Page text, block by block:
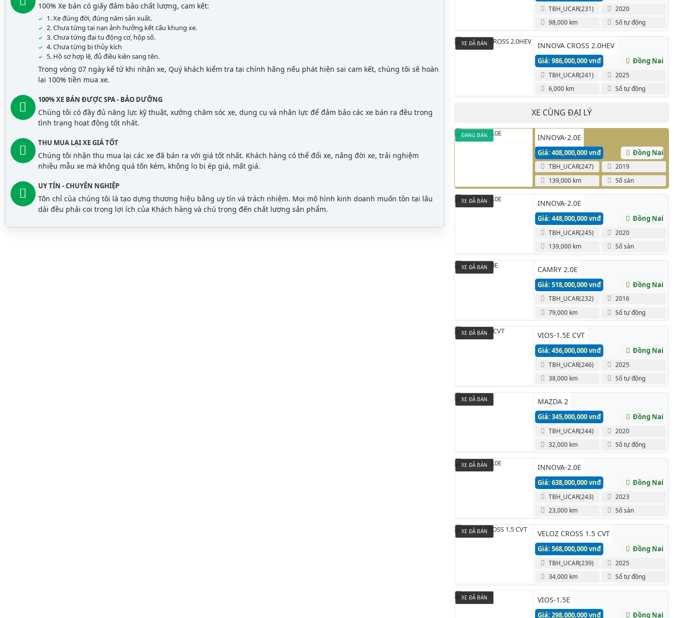
100% Xe bán có giấy đảm bảo chất lượng, cam kết:
1. Xe đúng đời, đúng năm sản xuất.
2. Chưa từng tai nạn ảnh hưởng kết cấu khung xe.
3. Chưa từng đại tu động cơ, hộp số.
4. Chưa từng bị thủy kích
5. Hồ sơ hợp lệ, đủ điều kiện sang tên.
Trong vòng 07 ngày kể từ khi nhận xe, Quý khách kiểm tra tại chính hãng nếu phát hiện sai cam kết, chúng tôi sẽ hoàn
lại 100% tiền mua xe.
100% XE BÁN ĐƯỢC SPA - BẢO DƯỠNG
Chúng tôi có đầy đủ năng lực kỹ thuật, xưởng chăm sóc xe, dụng cụ và nhân lực để đảm bảo các xe bán ra đều trong
tình trạng hoạt động tốt nhất.
THU MUA LẠI XE GIÁ TỐT
Chúng tôi nhận thu mua lại các xe đã bán ra với giá tốt nhất. Khách hàng có thể đổi xe, nâng đời xe, trải nghiệm
nhiều mẫu xe mà không quá tốn kém, không lo bị ép giá, mất giá.
UY TÍN - CHUYÊN NGHIỆP
Tôn chỉ của chúng tôi là tạo dựng thương hiệu bằng uy tín và trách nhiệm. Mọi mô hình kinh doanh muốn tồn tại lâu
dài đều phải coi trọng lợi ích của Khách hàng và chú trọng đến chất lượng sản phẩm.
TBH_UCAR(231)
2020
98,000 km
Số tự động
INNOVA CROSS 2.0HEV
Giá: 986,000,000 vnđ Đồng Nai
TBH_UCAR(241)
2025
6,000 km
Số tự động
XE ĐÃ BÁN
XE CÙNG ĐẠI LÝ
INNOVA-2.0E
Giá: 408,000,000 vnđ Đồng Nai
TBH_UCAR(247)
2019
139,000 km
Số sàn
ĐANG BÁN
INNOVA-2.0E
Giá: 448,000,000 vnđ Đồng Nai
TBH_UCAR(245)
2020
139,000 km
Số sàn
XE ĐÃ BÁN
CAMRY 2.0E
Giá: 518,000,000 vnđ Đồng Nai
TBH_UCAR(232)
2016
79,000 km
Số tự động
XE ĐÃ BÁN
VIOS-1.5E CVT
Giá: 456,000,000 vnđ Đồng Nai
TBH_UCAR(246)
2025
38,000 km
Số tự động
XE ĐÃ BÁN
MAZDA 2
Giá: 345,000,000 vnđ Đồng Nai
TBH_UCAR(244)
2020
32,000 km
Số tự động
XE ĐÃ BÁN
INNOVA-2.0E
Giá: 638,000,000 vnđ Đồng Nai
TBH_UCAR(243)
2023
23,000 km
Số sàn
XE ĐÃ BÁN
VELOZ CROSS 1.5 CVT
Giá: 568,000,000 vnđ Đồng Nai
TBH_UCAR(239)
2025
34,000 km
Số tự động
XE ĐÃ BÁN
VIOS-1.5E
Giá: 298,000,000 vnđ Đồng Nai
XE ĐÃ BÁN